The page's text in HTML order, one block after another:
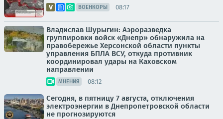
ВОЕНКОРЫ 08:17
Владислав Шурыгин: Аэроразведка
группировки войск «Днепр» обнаружила на
правобережье Херсонской области пункты
управления БПЛА ВСУ, откуда противник
координировал удары на Каховском
направлении
МНЕНИЯ 08:12
Сегодня, в пятницу 7 августа, отключения
электроэнергии в Днепропетровской области
не прогнозируются